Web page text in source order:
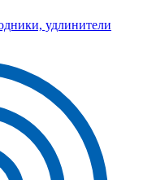
удлинители